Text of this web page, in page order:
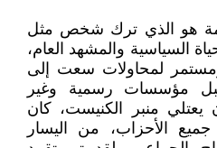
هو الذي ترك شخص مثل
السياسية والمشهد العام،
لمحاولات سعت إلى
مؤسسات رسمية وغير
يعتلي منبر الكنيست، كان
الأحزاب، من اليسار